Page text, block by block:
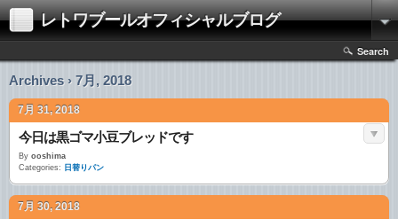
レトワブールオフィシャルブログ
Search
Archives › 7月, 2018
7月 31, 2018
今日は黒ゴマ小豆ブレッドです
By ooshima
Categories: 日替りパン
7月 30, 2018